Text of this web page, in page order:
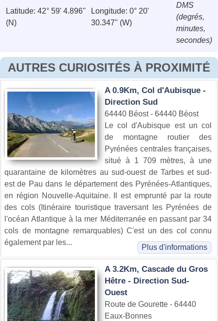
Latitude: 42° 59' 4.896''
(N)
Longitude: 0° 20'
30.347'' (W)
DMS
(degrés,
minutes,
secondes)
AUTRES CURIOSITÉS À PROXIMITÉ
A 0.9Km, Col d'Aubisque -
Direction Sud
64440 Béost - 64440 Béost
Le col d'Aubisque est un col
de montagne routier des
Pyrénées centrales françaises,
situé à 1 709 mètres, à une
quarantaine de kilomètres au sud-ouest de Tarbes et sud-
est de Pau dans le département des Pyrénées-Atlantiques,
en région Nouvelle-Aquitaine. Il est emprunté par la route
des cols (Itinéraire touristique traversant les Pyrénées de
l'océan Atlantique à la mer Méditerranée en passant par 34
cols de montagne remarquables) C'est un des col connu
également par les...
Plus d'informations
A 3.2Km, Cascade du Gros
Hêtre - Direction Sud-
Ouest
Route de Gourette - 64440
Eaux-Bonnes